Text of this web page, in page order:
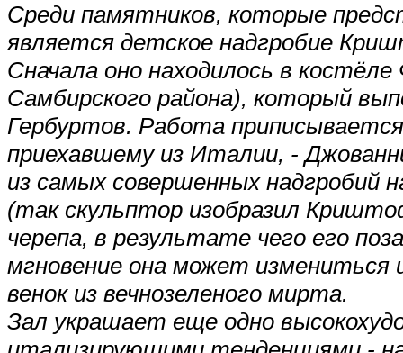
Среди памятников, которые
является детское надгробие
Сначала оно находилось в
Самбирского района), который
Гербуртов. Работа
приехавшему из Италии, -
из самых совершенных
(так скульптор изобразил
черепа, в результате чего его
мгновение она может измениться
венок из вечнозеленого мирта.
Зал украшает еще одно